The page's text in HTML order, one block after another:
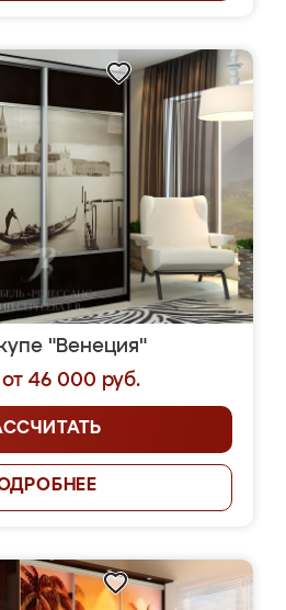
"Венеция"
46 000 руб.